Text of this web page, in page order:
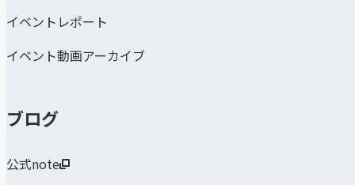
イベントレポート
イベント動画アーカイブ
ブログ
公式note